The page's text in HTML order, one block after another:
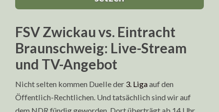
FSV Zwickau vs. Eintracht
Braunschweig: Live-Stream
und TV-Angebot
Nicht selten kommen Duelle der 3. Ligaauf den
Öffentlich-Rechtlichen. Und tatsächlich sind wir auf